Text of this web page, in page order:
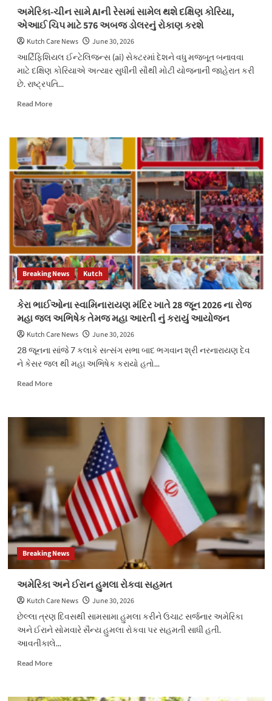
અમેરિકા-ચીન સામે AIની રેસમાં સામેલ થશે દક્ષિણ કોરિયા,
એઆઈ ચિપ માટે 576 અબજ ડોલરનું રોકાણ કરશે
Kutch Care News
June 30, 2026
આર્ટિફિશિયલ ઈન્ટેલિજન્સ (ai) સેક્ટરમાં દેશને વધુ મજબૂત બનાવવા
માટે દક્ષિણ કોરિયાએ અત્યાર સુધીની સૌથી મોટી યોજનાની જાહેરાત કરી
છે. રાષ્ટ્રપતિ...
Read MoreRead
અમેરિકા-
ચીન
સામે
AIની
રેસમાં
સામેલ
થશે
દક્ષિણ
કોરિયા,
એઆઈ
ચિપ
માટે
576
અબજ
ડોલરનું
રોકાણ
કરશે
Breaking News Kutch
કેરા ભાઈઓના સ્વામિનારાયણ મંદિર ખાતે 28 જૂન 2026 ના રોજ
મહા જલ અભિષેક તેમજ મહા આરતી નું કરાયું આયોજન
Kutch Care News
June 30, 2026
28 જૂનના સાંજે 7 કલાકે સત્સંગ સભા બાદ ભગવાન શ્રી નરનારાયણ દેવ
ને કેસર જલ થી મહા અભિષેક કરાયો હતો...
Read MoreRead
કેરા
સ્વામિનારાયણ
મંદિર
28
જૂન
2026
ના
રોજ
મહા
જલ
અભિષેક
તેમજ
આરતી
નું
કરાયું
આયોજન
Breaking News
અમેરિકા અને ઈરાન હુમલા રોકવા સહમત
Kutch Care News
June 30, 2026
છેલ્લા ત્રણ દિવસથી સામસામા હુમલા કરીને ઉચાટ સર્જનાર અમેરિકા
અને ઈરાને સોમવારે સૈન્ય હુમલા રોકવા પર સહમતી સાધી હતી.
આવતીકાલે...
Read MoreRead
અમેરિકા